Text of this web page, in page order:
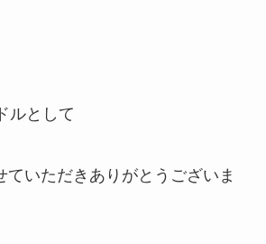
ルとして
ていただきありがとうございま